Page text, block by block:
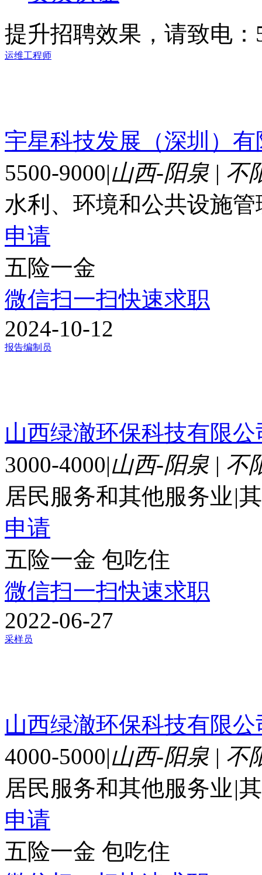
提升招聘效果，请致电：
运维工程师
宇星科技发展（深圳）有
5500-9000|山西-阳泉 | 不
水利、环境和公共设施管
申请
五险一金
微信扫一扫快速求职
2024-10-12
报告编制员
山西绿澈环保科技有限公
3000-4000|山西-阳泉 | 不
居民服务和其他服务业|
申请
五险一金 包吃住
微信扫一扫快速求职
2022-06-27
采样员
山西绿澈环保科技有限公
4000-5000|山西-阳泉 | 不
居民服务和其他服务业|
申请
五险一金 包吃住